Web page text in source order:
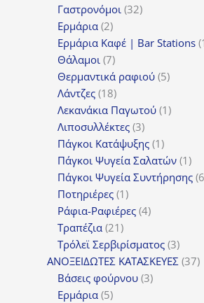
προϊόντα
Γαστρονόμοι 3232
Ερμάρια 22
προϊόντα
Ερμάρια Καφέ | Bar Stations
Θάλαμοι 77
προϊόντα
Θερμαντικά ραφιού 55
Λάντζες 1818
προϊόντα
Λεκανάκια Παγωτού 11
Λιποσυλλέκτες 33
προϊόντα
Πάγκοι Κατάψυξης 11
προϊόν
Πάγκοι Ψυγεία Σαλατών 11
Πάγκοι Ψυγεία Συντήρησης 6
Ποτηριέρες 11
προϊόν
Ράφια-Ραφιέρες 44
Τραπέζια 2121
προϊόντα
Τρόλεϊ Σερβιρίσματος 33
ΑΝΟΞΕΙΔΩΤΕΣ ΚΑΤΑΣΚΕΥΕΣ 3737
Βάσεις φούρνου 33
Ερμάρια 55